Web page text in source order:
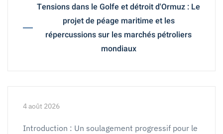
Tensions dans le Golfe et détroit d'Ormuz : Le
projet de péage maritime et les
répercussions sur les marchés pétroliers
mondiaux
4 août 2026
Introduction : Un soulagement progressif pour le